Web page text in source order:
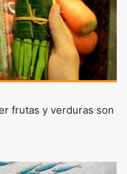
frutas y verduras son